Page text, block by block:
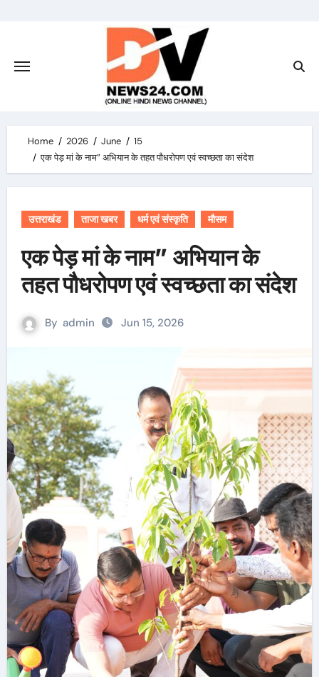
Home 2026 June
15
एक पेड़ मां के नाम” अभियान के तहत पौधरोपण एवं स्वच्छता का संदेश
उत्तराखंड ताजा खबर धर्म एवं संस्कृति मौसम
एक पेड़ मां के नाम” अभियान के
तहत पौधरोपण एवं स्वच्छता का संदेश
By admin Jun 15, 2026